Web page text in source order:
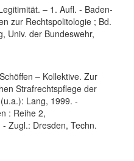
– 1. Aufl. - Baden-
zur Rechtspolitologie ; Bd.
Univ. der Bundeswehr,
– Kollektive. Zur
Strafrechtspflege der
Lang, 1999. -
: Reihe 2,
Zugl.: Dresden, Techn.